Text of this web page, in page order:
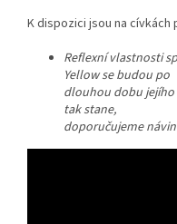
K dispozici jsou na cívkách
Reflexní vlastnosti
Yellow se budou po
dlouhou dobujejího
tak stane,
doporučujeme návin